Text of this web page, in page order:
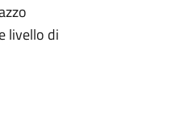
livello di